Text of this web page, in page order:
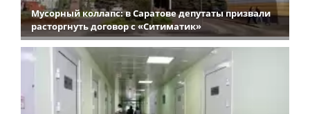
Мусорный коллапс: в Саратове депутаты призвали
расторгнуть договор с «Ситиматик»